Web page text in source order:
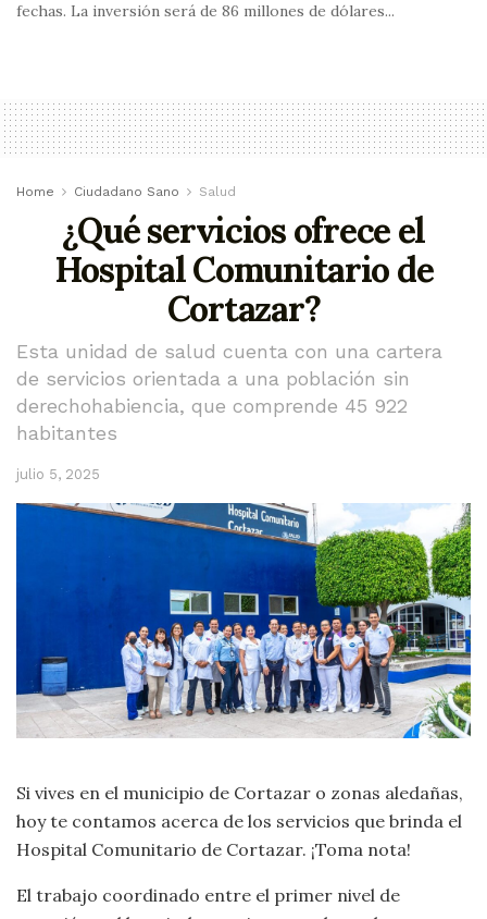
fechas. La inversión será de 86 millones de dólares...
Home Ciudadano Sano Salud
¿Qué servicios ofrece el
Hospital Comunitario de
Cortazar?
Esta unidad de salud cuenta con una cartera
de servicios orientada a una población sin
derechohabiencia, que comprende 45 922
habitantes
julio 5, 2025
Si vives en el municipio de Cortazar o zonas aledañas,
hoy te contamos acerca de los servicios que brinda el
Hospital Comunitario de Cortazar. ¡Toma nota!
El trabajo coordinado entre el primer nivel de